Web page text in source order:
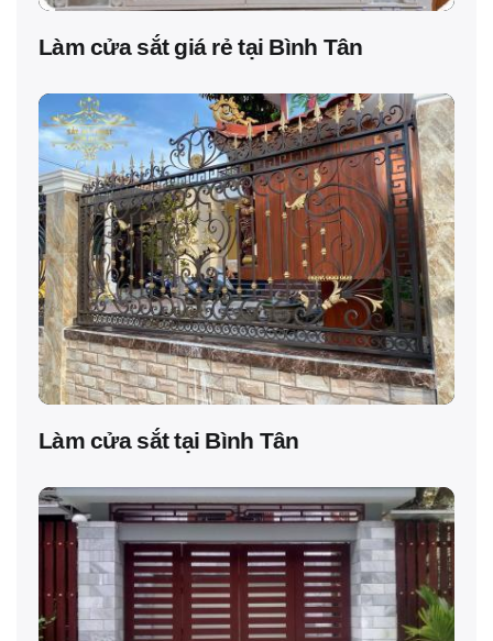
Làm cửa sắt giá rẻ tại Bình Tân
Làm cửa sắt tại Bình Tân